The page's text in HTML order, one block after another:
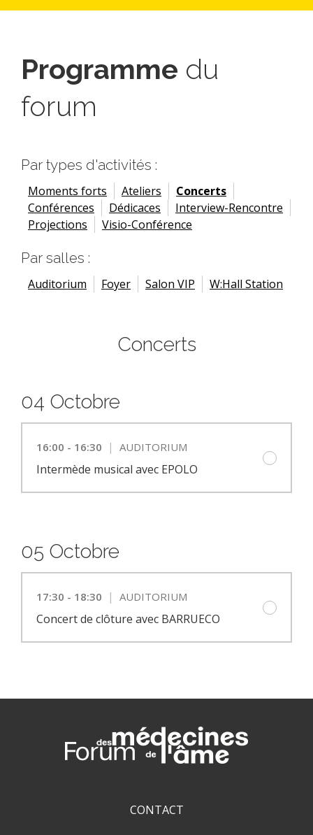
Programme du
forum
Par types d'activités :
Moments forts Ateliers
Concerts
Conférences
Dédicaces
Interview-Rencontre
Projections
Visio-Conférence
Par salles :
Auditorium Foyer Salon VIP W:Hall Station
Concerts
04 Octobre
16:00 - 16:30 | AUDITORIUM
Intermède musical avec EPOLO
05 Octobre
17:30 - 18:30 | AUDITORIUM
Concert de clôture avec BARRUECO
CONTACT